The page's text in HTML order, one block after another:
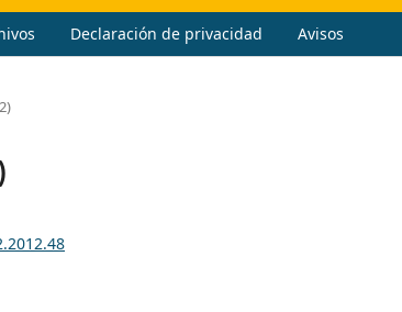
Declaración de privacidad Avisos